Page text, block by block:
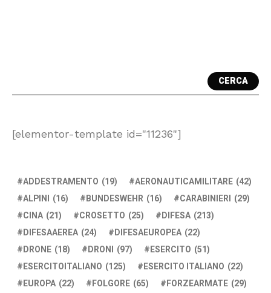
CERCA
[elementor-template id="11236"]
ADDESTRAMENTO (19) AERONAUTICAMILITARE (42)
ALPINI (16) BUNDESWEHR (16) CARABINIERI (29)
CINA (21) CROSETTO (25) DIFESA (213)
DIFESAAEREA (24) DIFESAEUROPEA (22)
DRONE (18) DRONI (97) ESERCITO (51)
ESERCITOITALIANO (125) ESERCITO ITALIANO (22)
EUROPA (22) FOLGORE (65) FORZEARMATE (29)